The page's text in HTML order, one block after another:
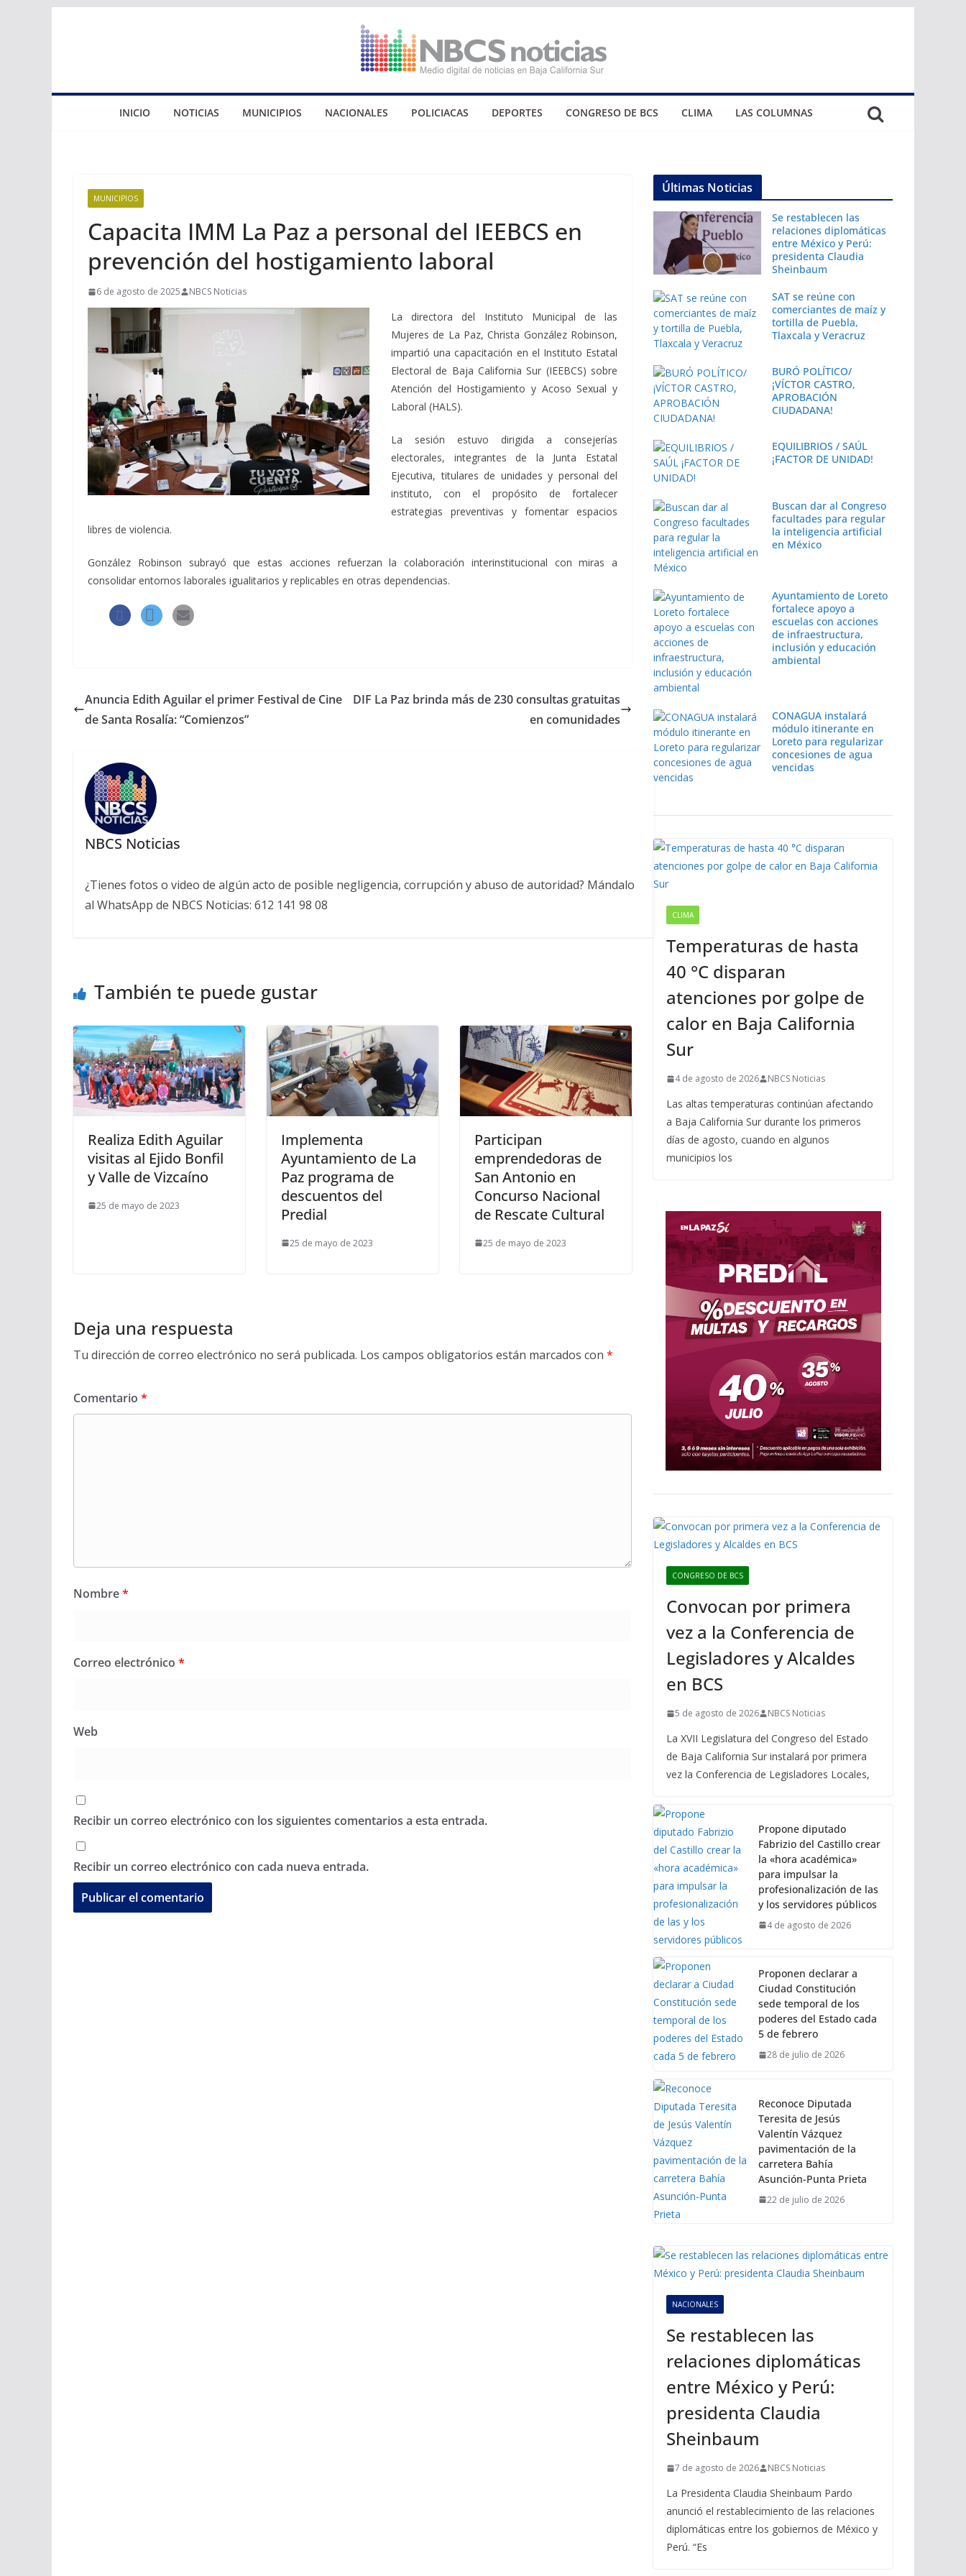
INICIO NOTICIAS MUNICIPIOS NACIONALES POLICIACAS DEPORTES CONGRESO DE BCS CLIMA LAS COLUMNAS
MUNICIPIOS
Capacita IMM La Paz a personal del IEEBCS en
prevención del hostigamiento laboral
6 de agosto de 2025 NBCS Noticias
La directora del Instituto Municipal de las
Mujeres de La Paz, Christa González Robinson,
impartió una capacitación en el Instituto Estatal
Electoral de Baja California Sur (IEEBCS) sobre
Atención del Hostigamiento y Acoso Sexual y
Laboral (HALS).
La sesión estuvo dirigida a consejerías
electorales, integrantes de la Junta Estatal
Ejecutiva, titulares de unidades y personal del
instituto, con el propósito de fortalecer
estrategias preventivas y fomentar espacios
libres de violencia.
González Robinson subrayó que estas acciones refuerzan la colaboración interinstitucional con miras a
consolidar entornos laborales igualitarios y replicables en otras dependencias.
Anuncia Edith Aguilar el primer Festival de Cine
de Santa Rosalía: “Comienzos”
DIF La Paz brinda más de 230 consultas gratuitas
en comunidades
NBCS Noticias
¿Tienes fotos o video de algún acto de posible negligencia, corrupción y abuso de autoridad? Mándalo
al WhatsApp de NBCS Noticias: 612 141 98 08
También te puede gustar
Realiza Edith Aguilar
visitas al Ejido Bonfil
y Valle de Vizcaíno
25 de mayo de 2023
Implementa
Ayuntamiento de La
Paz programa de
descuentos del
Predial
25 de mayo de 2023
Participan
emprendedoras de
San Antonio en
Concurso Nacional
de Rescate Cultural
25 de mayo de 2023
Deja una respuesta
Tu dirección de correo electrónico no será publicada. Los campos obligatorios están marcados con *
Comentario *
Nombre*
Correo electrónico *
Web
Recibir un correo electrónico con los siguientes comentarios a esta entrada.
Recibir un correo electrónico con cada nueva entrada.
Últimas Noticias
Se restablecen las
relaciones diplomáticas
entre México y Perú:
presidenta Claudia
Sheinbaum
SAT se reúne con
comerciantes de maíz y
tortilla de Puebla,
Tlaxcala y Veracruz
BURÓ POLÍTICO/
¡VÍCTOR CASTRO,
APROBACIÓN
CIUDADANA!
EQUILIBRIOS / SAÚL
¡FACTOR DE UNIDAD!
Buscan dar al Congreso
facultades para regular
la inteligencia artificial
en México
Ayuntamiento de Loreto
fortalece apoyo a
escuelas con acciones
de infraestructura,
inclusión y educación
ambiental
CONAGUA instalará
módulo itinerante en
Loreto para regularizar
concesiones de agua
vencidas
CLIMA
Temperaturas de hasta
40 °C disparan
atenciones por golpe de
calor en Baja California
Sur
4 de agosto de 2026 NBCS Noticias
Las altas temperaturas continúan afectando
a Baja California Sur durante los primeros
días de agosto, cuando en algunos
municipios los
CONGRESO DE BCS
Convocan por primera
vez a la Conferencia de
Legisladores y Alcaldes
en BCS
5 de agosto de 2026 NBCS Noticias
La XVII Legislatura del Congreso del Estado
de Baja California Sur instalará por primera
vez la Conferencia de Legisladores Locales,
Propone diputado
Fabrizio del Castillo crear
la «hora académica»
para impulsar la
profesionalización de las
y los servidores públicos
4 de agosto de 2026
Proponen declarar a
Ciudad Constitución
sede temporal de los
poderes del Estado cada
5 de febrero
28 de julio de 2026
Reconoce Diputada
Teresita de Jesús
Valentín Vázquez
pavimentación de la
carretera Bahía
Asunción-Punta Prieta
22 de julio de 2026
NACIONALES
Se restablecen las
relaciones diplomáticas
entre México y Perú:
presidenta Claudia
Sheinbaum
7 de agosto de 2026 NBCS Noticias
La Presidenta Claudia Sheinbaum Pardo
anunció el restablecimiento de las relaciones
diplomáticas entre los gobiernos de México y
Perú. “Es